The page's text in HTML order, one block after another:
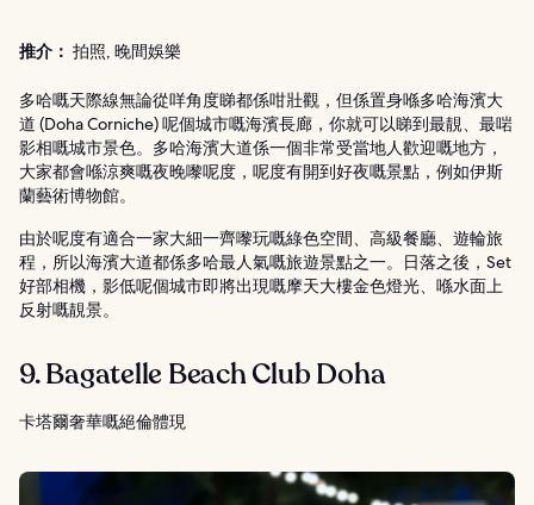
推介： 拍照, 晚間娛樂
多哈嘅天際線無論從咩角度睇都係咁壯觀，但係置身喺多哈海濱大
道 (Doha Corniche) 呢個城市嘅海濱長廊，你就可以睇到最靚、最啱
影相嘅城市景色。多哈海濱大道係一個非常受當地人歡迎嘅地方，
大家都會喺涼爽嘅夜晚嚟呢度，呢度有開到好夜嘅景點，例如伊斯
蘭藝術博物館。
由於呢度有適合一家大細一齊嚟玩嘅綠色空間、高級餐廳、遊輪旅
程，所以海濱大道都係多哈最人氣嘅旅遊景點之一。日落之後，Set
好部相機，影低呢個城市即將出現嘅摩天大樓金色燈光、喺水面上
反射嘅靚景。
9. Bagatelle Beach Club Doha
卡塔爾奢華嘅絕倫體現